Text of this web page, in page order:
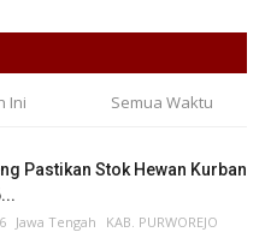
Ini Semua Waktu
Pastikan Stok Hewan Kurban
Jawa Tengah
KAB. PURWOREJO